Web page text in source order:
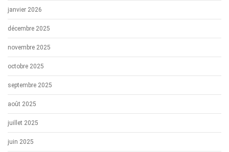
janvier 2026
décembre 2025
novembre 2025
octobre 2025
septembre 2025
août 2025
juillet 2025
juin 2025